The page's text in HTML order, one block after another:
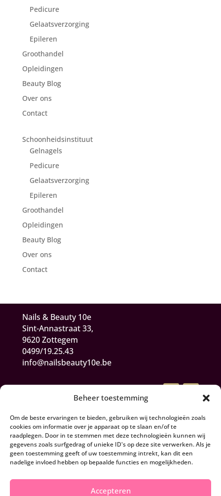
Beheer toestemming
Om de beste ervaringen te bieden, gebruiken wij technologieën zoals
cookies om informatie over je apparaat op te slaan en/of te
raadplegen. Door in te stemmen met deze technologieën kunnen wij
gegevens zoals surfgedrag of unieke ID's op deze site verwerken. Als je
geen toestemming geeft of uw toestemming intrekt, kan dit een
nadelige invloed hebben op bepaalde functies en mogelijkheden.
Accepteren
Pedicure
Gelaatsverzorging
Epileren
Groothandel
Opleidingen
Beauty Blog
Over ons
Contact
Schoonheidsinstituut
Gelnagels
Pedicure
Gelaatsverzorging
Epileren
Groothandel
Opleidingen
Beauty Blog
Over ons
Contact
Nails & Beauty 10e
Sint-Annastraat 33,
9620 Zottegem
0499/19.25.43
info@nailsbeauty10e.be
Algemene Voorwaarden
Herroepen en retourneren